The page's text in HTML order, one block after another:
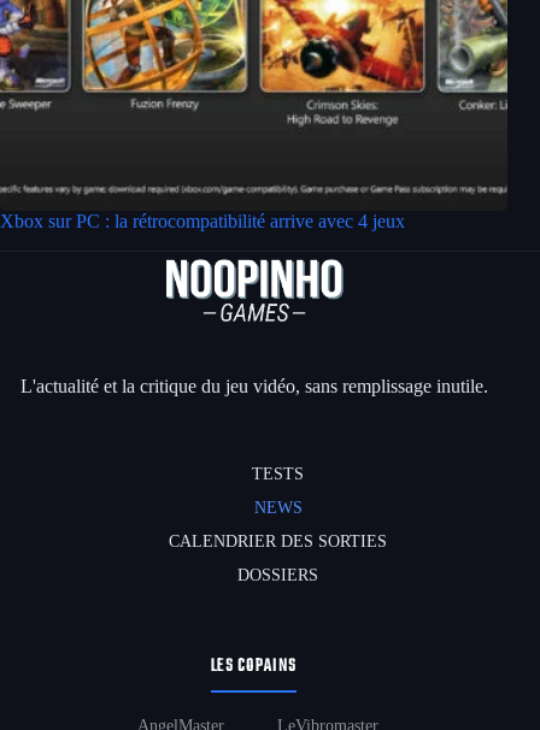
Xbox sur PC : la rétrocompatibilité arrive avec 4 jeux
L'actualité et la critique du jeu vidéo, sans remplissage inutile.
TESTS
NEWS
CALENDRIER DES SORTIES
DOSSIERS
LES COPAINS
AngelMaster LeVibromaster